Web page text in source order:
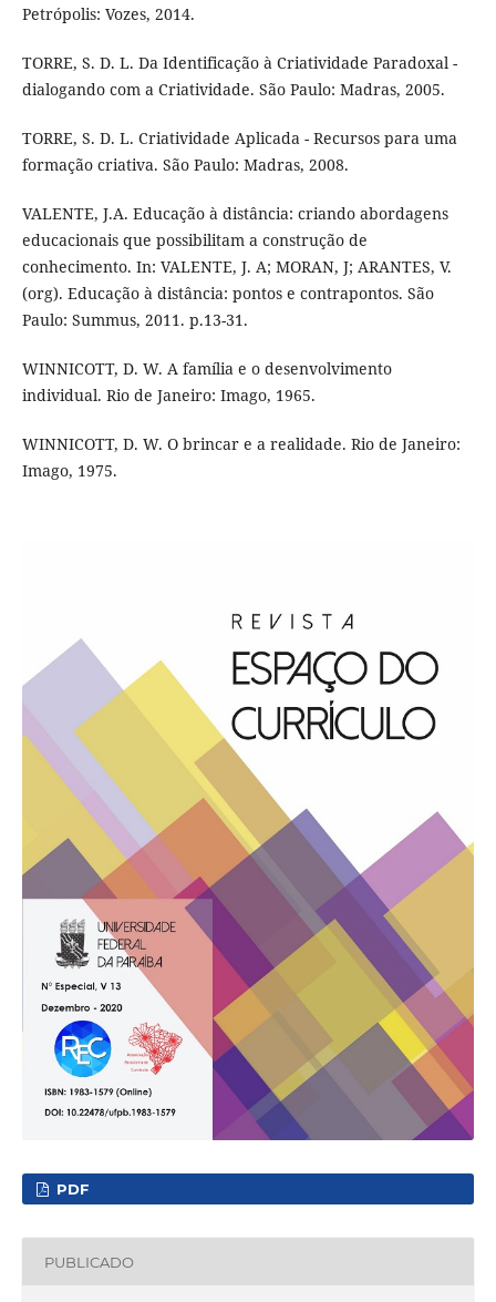
Petrópolis: Vozes, 2014.
TORRE, S. D. L. Da Identificação à Criatividade Paradoxal -
dialogando com a Criatividade. São Paulo: Madras, 2005.
TORRE, S. D. L. Criatividade Aplicada - Recursos para uma
formação criativa. São Paulo: Madras, 2008.
VALENTE, J.A. Educação à distância: criando abordagens
educacionais que possibilitam a construção de
conhecimento. In: VALENTE, J. A; MORAN, J; ARANTES, V.
(org). Educação à distância: pontos e contrapontos. São
Paulo: Summus, 2011. p.13-31.
WINNICOTT, D. W. A família e o desenvolvimento
individual. Rio de Janeiro: Imago, 1965.
WINNICOTT, D. W. O brincar e a realidade. Rio de Janeiro:
Imago, 1975.
PDF
PUBLICADO